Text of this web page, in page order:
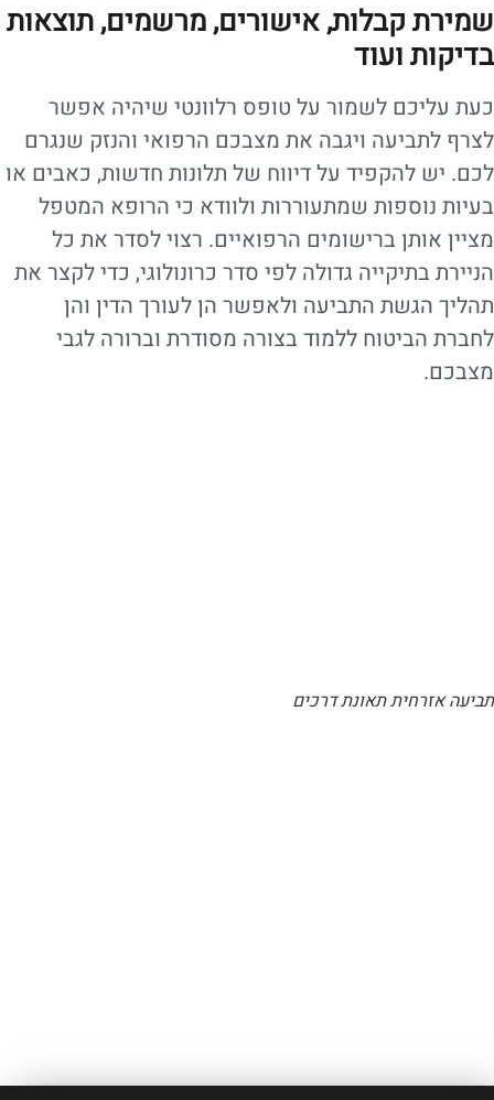
שמירת קבלות, אישורים, מרשמים, תוצאות
בדיקות ועוד
כעת עליכם לשמור על טופס רלוונטי שיהיה אפשר
לצרף לתביעה ויגבה את מצבכם הרפואי והנזק שנגרם
לכם. יש להקפיד על דיווח של תלונות חדשות, כאבים או
בעיות נוספות שמתעוררות ולוודא כי הרופא המטפל
מציין אותן ברישומים הרפואיים. רצוי לסדר את כל
הניירת בתיקייה גדולה לפי סדר כרונולוגי, כדי לקצר את
תהליך הגשת התביעה ולאפשר הן לעורך הדין והן
לחברת הביטוח ללמוד בצורה מסודרת וברורה לגבי
מצבכם.
תביעה אזרחית תאונת דרכים